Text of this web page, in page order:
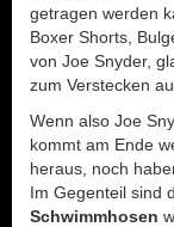
getragen werden
Boxer Shorts,
von Joe Snyder,
zum Verstecken
Wenn also Joe
kommt am Ende
heraus, noch
Im Gegenteil sind
Schwimmhosen